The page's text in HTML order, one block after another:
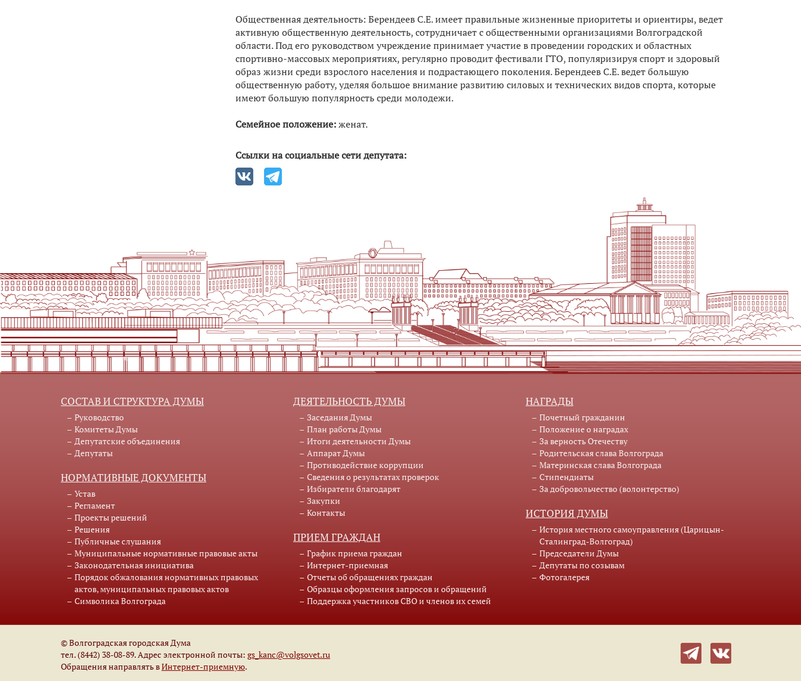
Общественная деятельность: Берендеев С.Е. имеет правильные жизненные приоритеты и ориентиры, ведет
активную общественную деятельность, сотрудничает с общественными организациями Волгоградской
области. Под его руководством учреждение принимает участие в проведении городских и областных
спортивно-массовых мероприятиях, регулярно проводит фестивали ГТО, популяризируя спорт и здоровый
образ жизни среди взрослого населения и подрастающего поколения. Берендеев С.Е. ведет большую
общественную работу, уделяя большое внимание развитию силовых и технических видов спорта, которые
имеют большую популярность среди молодежи.
Семейное положение:женат.
Ссылки на социальные сети депутата:
СОСТАВ И СТРУКТУРА ДУМЫ
Руководство
Комитеты Думы
Депутатские объединения
Депутаты
НОРМАТИВНЫЕ ДОКУМЕНТЫ
Устав
Регламент
Проекты решений
Решения
Публичные слушания
Муниципальные нормативные правовые акты
Законодательная инициатива
Порядок обжалования нормативных правовых
актов, муниципальных правовых актов
Символика Волгограда
ДЕЯТЕЛЬНОСТЬ ДУМЫ
Заседания Думы
План работы Думы
Итоги деятельности Думы
Аппарат Думы
Противодействие коррупции
Сведения о результатах проверок
Избиратели благодарят
Закупки
Контакты
ПРИЕМ ГРАЖДАН
График приема граждан
Интернет-приемная
Отчеты об обращениях граждан
Образцы оформления запросов и обращений
Поддержка участников СВО и членов их семей
НАГРАДЫ
Почетный гражданин
Положение о наградах
За верность Отечеству
Родительская слава Волгограда
Материнская слава Волгограда
Стипендиаты
За добровольчество (волонтерство)
ИСТОРИЯ ДУМЫ
История местного самоуправления (Царицын-
Сталинград-Волгоград)
Председатели Думы
Депутаты по созывам
Фотогалерея
© Волгоградская городская Дума
тел. (8442) 38-08-89. Адрес электронной почты: gs_kanc@volgsovet.ru
Обращения направлять вИнтернет-приемную.